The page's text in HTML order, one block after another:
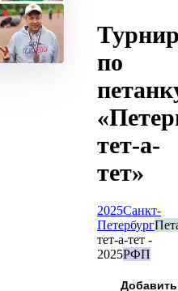
по
тет-а-
тет»
2025Санкт-
Петербург
тет-а-тет -
2025РФП